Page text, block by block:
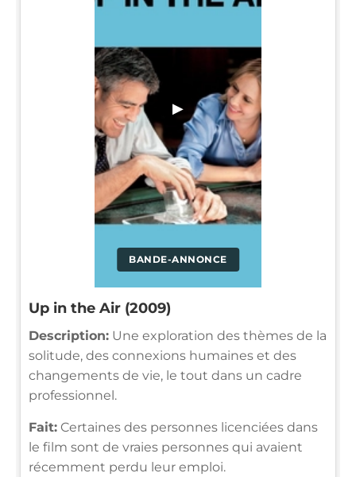
BANDE-ANNONCE
▶
Up in the Air (2009)
Description: Une exploration des thèmes de la
solitude, des connexions humaines et des
changements de vie, le tout dans un cadre
professionnel.
Fait: Certaines des personnes licenciées dans
le film sont de vraies personnes qui avaient
récemment perdu leur emploi.